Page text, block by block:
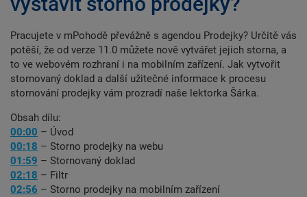
Pracujete v mPohodě převážně s agendou Prodejky? Určitě vás
potěší, že od verze 11.0 můžete nově vytvářet jejich storna, a
to ve webovém rozhraní i na mobilním zařízení. Jak vytvořit
stornovaný doklad a další užitečné informace k procesu
stornování prodejky vám prozradí naše lektorka Šárka.
Obsah dílu:
00:00 – Úvod
00:18 – Storno prodejky na webu
01:59 – Stornovaný doklad
02:18 – Filtr
02:56 – Storno prodejky na mobilním zařízení